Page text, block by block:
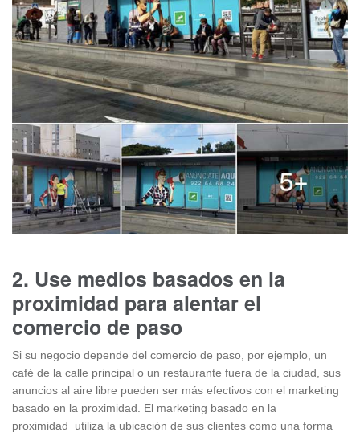
2. Use medios basados en la
proximidad para alentar el
comercio de paso
Si su negocio depende del comercio de paso, por ejemplo, un
café de la calle principal o un restaurante fuera de la ciudad, sus
anuncios al aire libre pueden ser más efectivos con el marketing
basado en la proximidad. El marketing basado en la
proximidad utiliza la ubicación de sus clientes como una forma